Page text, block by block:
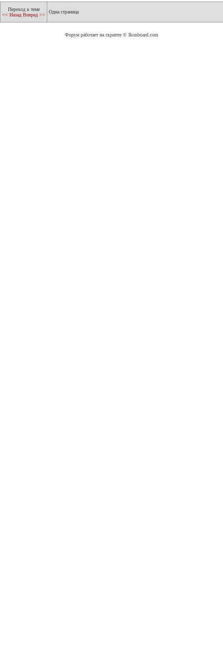
Переход к теме
<< Назад Вперед >>
Одна страница
Форум работает на скрипте © Ikonboard.com